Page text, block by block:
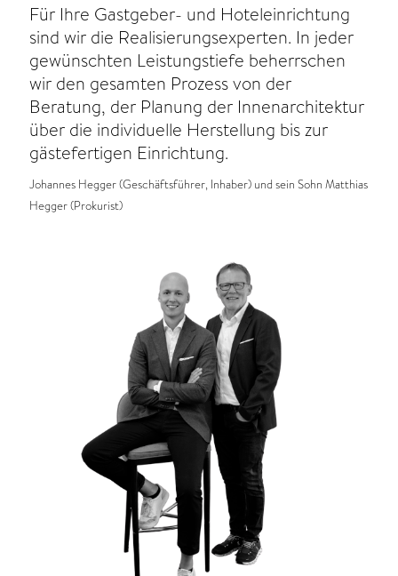
Für Ihre Gastgeber- und Hoteleinrichtung
sind wir die Realisierungsexperten. In jeder
gewünschten Leistungstiefe beherrschen
wir den gesamten Prozess von der
Beratung, der Planung der Innenarchitektur
über die individuelle Herstellung bis zur
gästefertigen Einrichtung.
Johannes Hegger (Geschäftsführer, Inhaber) und sein Sohn Matthias
Hegger (Prokurist)